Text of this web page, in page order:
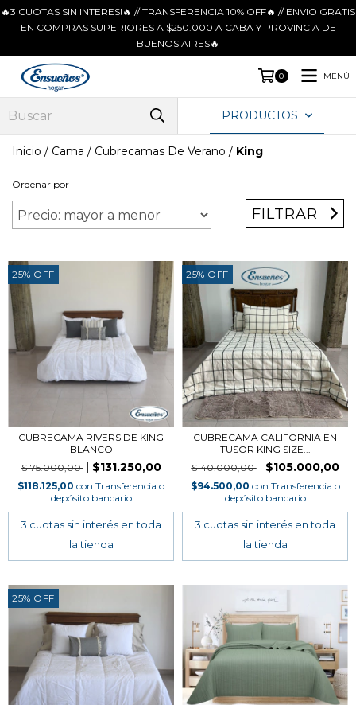
🔥3 CUOTAS SIN INTERES!🔥 // TRANSFERENCIA 10% OFF🔥 // ENVIO GRATIS
EN COMPRAS SUPERIORES A $250.000 A CABA Y PROVINCIA DE
BUENOS AIRES🔥
0 MENÚ
PRODUCTOS
Inicio / Cama / Cubrecamas De Verano / King
Ordenar por
FILTRAR
25% OFF
CUBRECAMA RIVERSIDE KING
BLANCO
$175.000,00
$131.250,00
$118.125,00 con Transferencia o
depósito bancario
25% OFF
CUBRECAMA CALIFORNIA EN
TUSOR KING SIZE...
$140.000,00
$105.000,00
$94.500,00 con Transferencia o
depósito bancario
25% OFF